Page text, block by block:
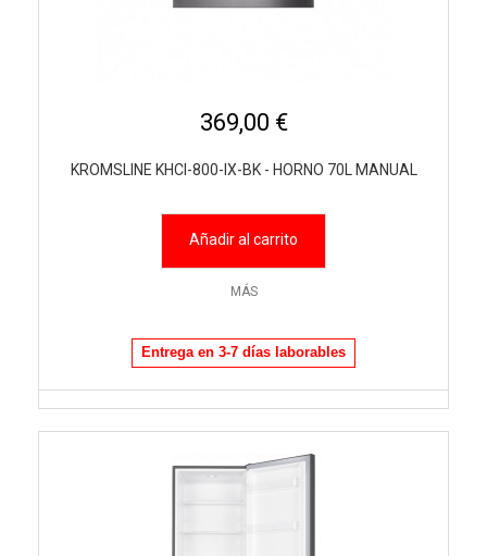
369,00 €
KROMSLINE KHCI-800-IX-BK - HORNO 70L MANUAL
Añadir al carrito
MÁS
Entrega en 3-7 días laborables